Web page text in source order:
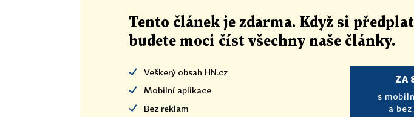
Tento článek je zdarma. Když si
budete moci číst všechny naše články.
Veškerý obsah HN.cz
Mobilní aplikace
Bez reklam
ZA
s
a